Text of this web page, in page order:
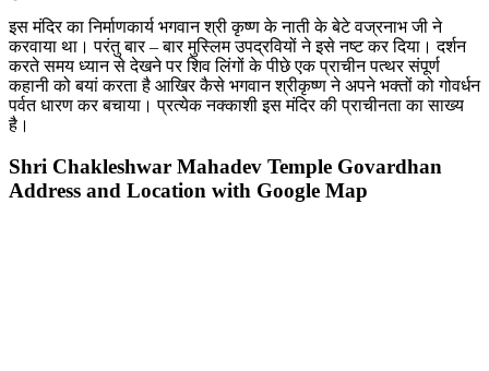
इस मंदिर का निर्माणकार्य भगवान श्री कृष्ण के नाती के बेटे वज्रनाभ जी ने
करवाया था। परंतु बार – बार मुस्लिम उपद्रवियों ने इसे नष्ट कर दिया। दर्शन
करते समय ध्यान से देखने पर शिव लिंगों के पीछे एक प्राचीन पत्थर संपूर्ण
कहानी को बयां करता है आखिर कैसे भगवान श्रीकृष्ण ने अपने भक्तों को गोवर्धन
पर्वत धारण कर बचाया। प्रत्येक नक्काशी इस मंदिर की प्राचीनता का साख्य
है।
Shri Chakleshwar Mahadev Temple Govardhan
Address and Location with Google Map